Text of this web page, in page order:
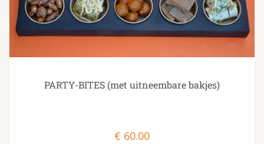
PARTY-BITES (met uitneembare bakjes)
€ 60.00